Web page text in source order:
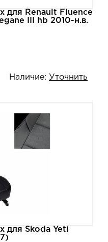
для Renault Fluence
III hb 2010-н.в.
Наличие: Уточнить
для Skoda Yeti